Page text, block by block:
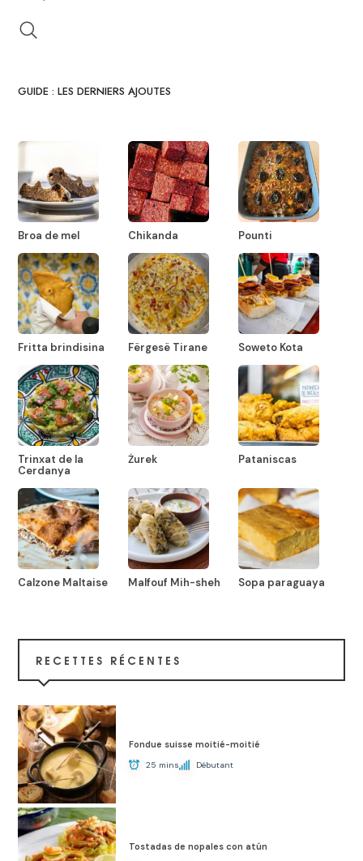
GUIDE : LES DERNIERS AJOUTES
Broa de mel Chikanda Pounti
Fritta brindisina Fërgesë Tirane Soweto Kota
Trinxat de la
Cerdanya
Żurek Pataniscas
Calzone Maltaise Malfouf Mih-sheh Sopa paraguaya
RECETTES RÉCENTES
Fondue suisse moitié-moitié
25 mins Débutant
Tostadas de nopales con atún